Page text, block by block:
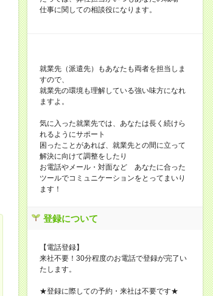
仕事に関しての相談役になります。
就業先（派遣先）もあなたも両者を担当しま
すので、
就業先の環境も理解している強い味方になれ
ますよ。
気に入った就業先では、あなたは長く続けら
れるようにサポート
困ったことがあれば、就業先との間に立って
解決に向けて調整をしたり
お電話やメール・対面など あなたに合った
ツールでコミュニケーションをとってまいり
ます！
登録について
【電話登録】
来社不要！30分程度のお電話で登録が完了い
たします。
★登録に際しての予約・来社は不要です★